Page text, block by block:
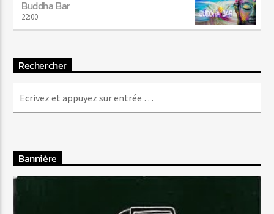
Buddha Bar
22:00
Rechercher
Bannière